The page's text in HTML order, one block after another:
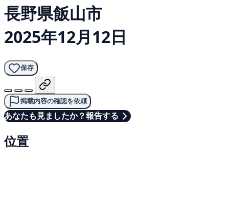
長野県飯山市
2025年12月12日
保存
掲載内容の確認を依頼
あなたも見ましたか？報告する
位置